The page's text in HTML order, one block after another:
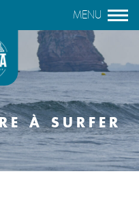
À SURFER